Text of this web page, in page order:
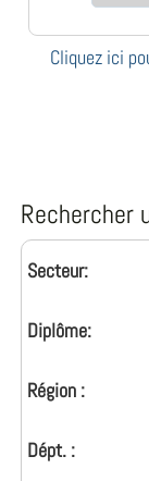
Cliquez ici
Rechercher
Secteur:
Diplôme:
Région :
Dépt. :